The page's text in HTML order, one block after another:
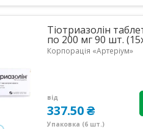
Тіотриазолін
по 200 мг 90 шт.
Корпорація «Артеріум»
від
337.50 ₴
Упаковка (6 шт.)